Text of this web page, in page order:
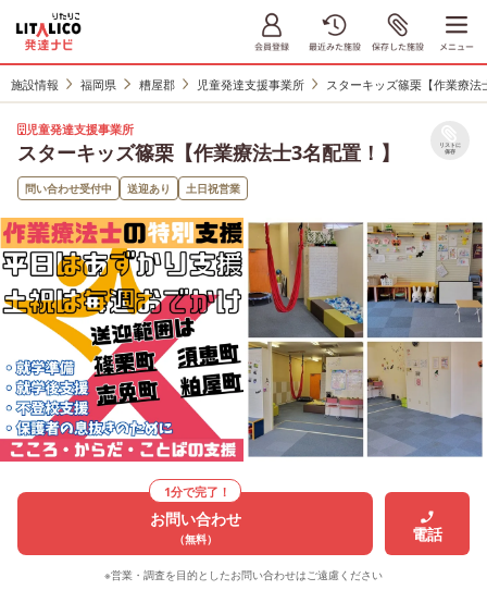
施設情報 福岡県 糟屋郡 児童発達支援事業所 スターキッズ篠栗【作業療法
児童発達支援事業所
スターキッズ篠栗【作業療法士3名配置！】 リストに
保存
問い合わせ受付中 送迎あり 土日祝営業
1分で完了！
お問い合わせ
（無料） 電話
※営業・調査を目的としたお問い合わせはご遠慮ください